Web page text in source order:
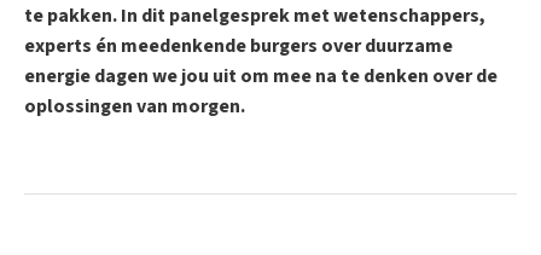
te pakken. In dit panelgesprek met wetenschappers,
experts én meedenkende burgers over duurzame
energie dagen we jou uit om mee na te denken over de
oplossingen van morgen.